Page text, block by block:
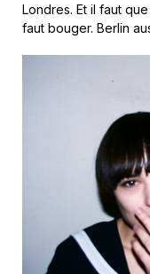
Londres. Et il faut
faut bouger. Berlin